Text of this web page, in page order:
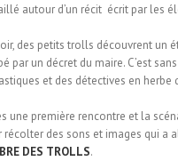
autour d’un récit écrit par les
des petits trolls découvrent un
par un décret du maire. C’est
et des détectives en
une première rencontre et la
récolter des sons et images qui a
DES TROLLS.